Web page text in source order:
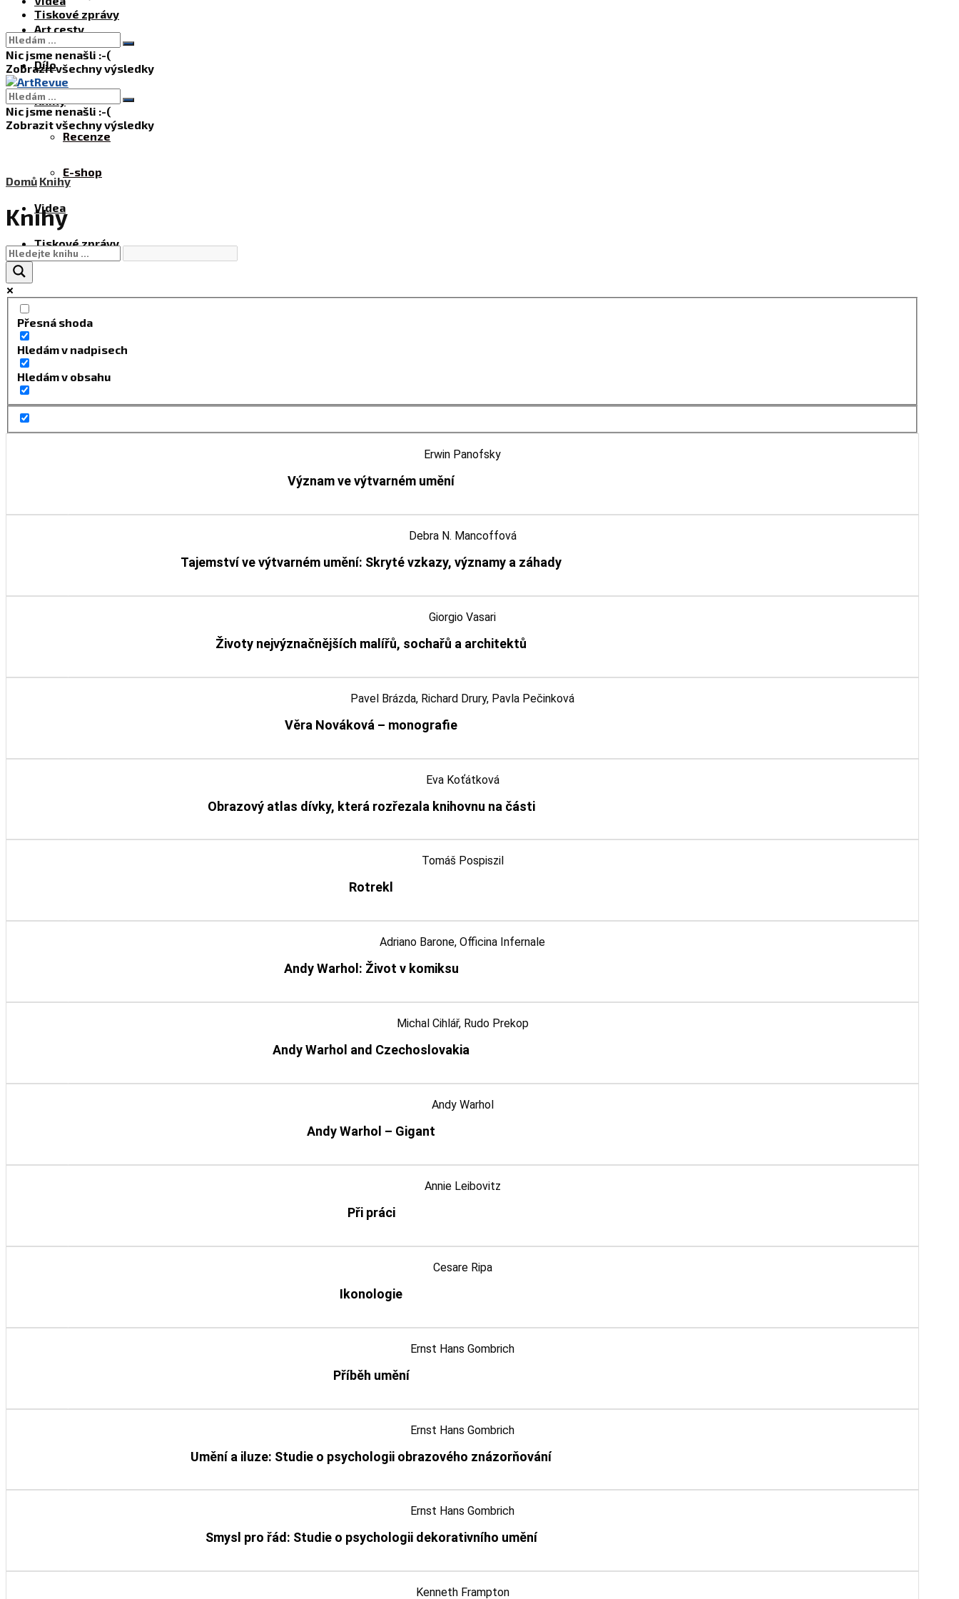
Art cesty
Dílo
Knihy
Recenze
E-shop
Videa
Tiskové zprávy
Tiskové zprávy
Nic jsme nenašli :-(
Zobrazit všechny výsledky
Nic jsme nenašli :-(
Zobrazit všechny výsledky
Domů Knihy
Knihy
Přesná shoda
Hledám v nadpisech
Hledám v obsahu
Erwin Panofsky
Význam ve výtvarném umění
Debra N. Mancoffová
Tajemství ve výtvarném umění: Skryté vzkazy, významy a záhady
Giorgio Vasari
Životy nejvýznačnějších malířů, sochařů a architektů
Pavel Brázda, Richard Drury, Pavla Pečinková
Věra Nováková – monografie
Eva Koťátková
Obrazový atlas dívky, která rozřezala knihovnu na části
Tomáš Pospiszil
Rotrekl
Adriano Barone, Officina Infernale
Andy Warhol: Život v komiksu
Michal Cihlář, Rudo Prekop
Andy Warhol and Czechoslovakia
Andy Warhol
Andy Warhol – Gigant
Annie Leibovitz
Při práci
Cesare Ripa
Ikonologie
Ernst Hans Gombrich
Příběh umění
Ernst Hans Gombrich
Umění a iluze: Studie o psychologii obrazového znázorňování
Ernst Hans Gombrich
Smysl pro řád: Studie o psychologii dekorativního umění
Kenneth Frampton